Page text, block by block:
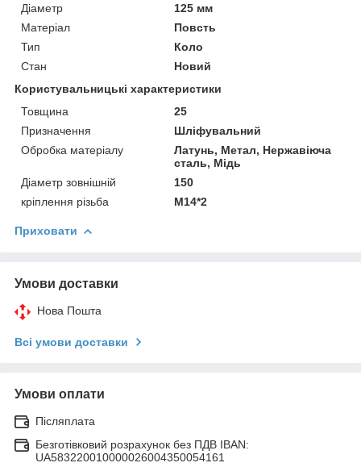
Діаметр
125 мм
Матеріал
Повсть
Тип
Коло
Стан
Новий
Користувальницькі характеристики
Товщина
25
Призначення
Шліфувальний
Обробка матеріалу
Латунь, Метал, Нержавіюча
сталь, Мідь
Діаметр зовнішній
150
кріплення різьба
М14*2
Приховати
Умови доставки
Нова Пошта
Всі умови доставки
Умови оплати
Післяплата
Безготівковий розрахунок без ПДВ IBAN:
UA583220010000026004350054161